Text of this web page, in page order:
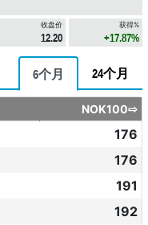
收盘价
12.20
获得%
+17.87%
6个月 24个月
NOK100⇨
176
176
191
192